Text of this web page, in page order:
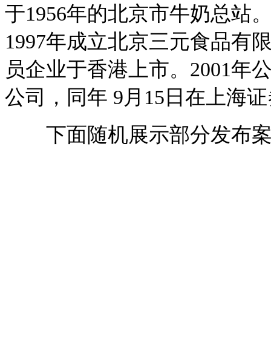
于1956年的北京市牛奶总站
1997年成立北京三元食品有
员企业于香港上市。2001年
公司，同年 9月15日在上海
下面随机展示部分发布